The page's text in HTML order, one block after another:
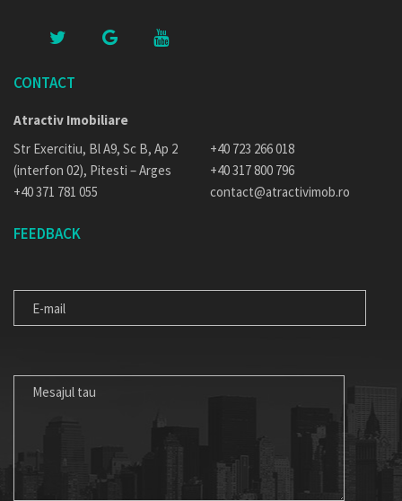
CONTACT
Atractiv Imobiliare
Str Exercitiu, Bl A9, Sc B, Ap 2
(interfon 02), Pitesti – Arges
+40 371 781 055
+40 723 266 018
+40 317 800 796
contact@atractivimob.ro
FEEDBACK
MAIL
TAU